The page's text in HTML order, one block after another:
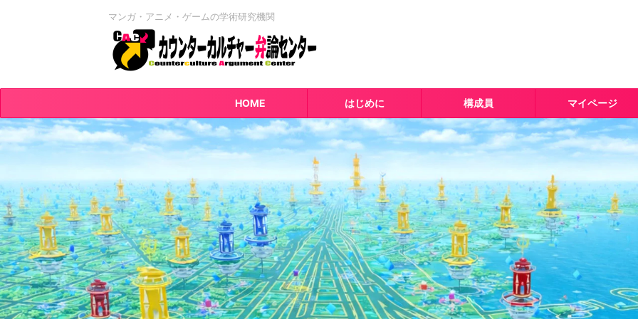
マンガ・アニメ・ゲームの学術研究機関
HOME はじめに 構成員 マイページ